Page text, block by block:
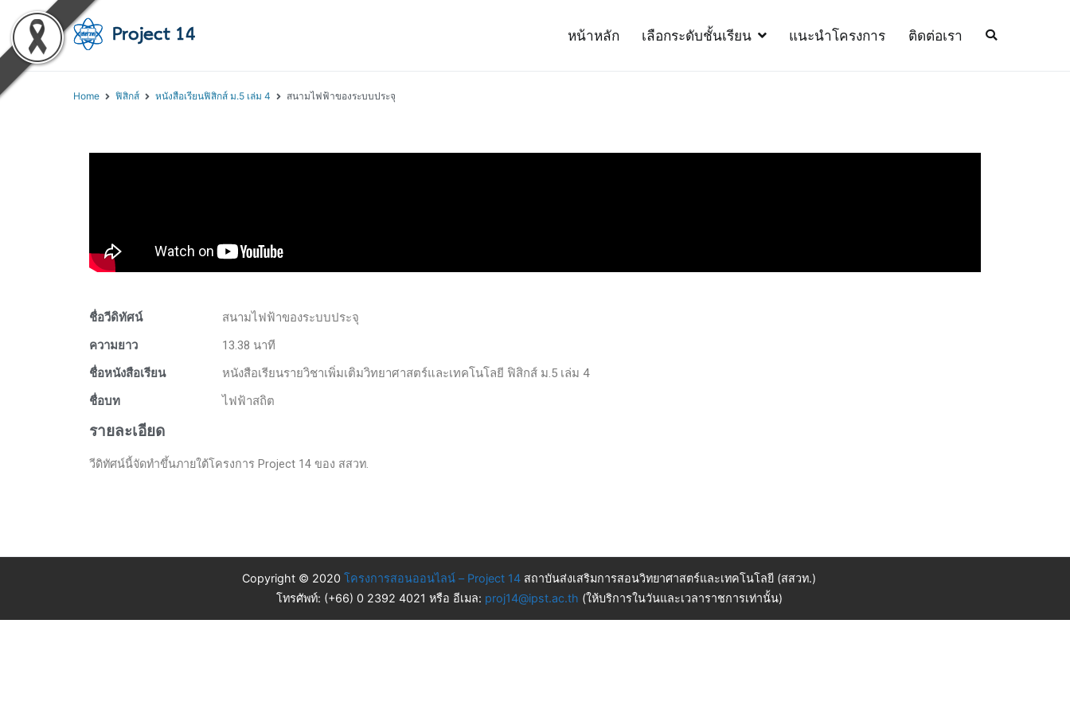
หน้าหลัก เลือกระดับชั้นเรียน แนะนำโครงการ ติดต่อเรา
Home ฟิสิกส์ หนังสือเรียนฟิสิกส์ ม.5 เล่ม 4 สนามไฟฟ้าของระบบประจุ
ชื่อวีดิทัศน์
สนามไฟฟ้าของระบบประจุ
ความยาว
13.38 นาที
ชื่อหนังสือเรียน
หนังสือเรียนรายวิชาเพิ่มเติมวิทยาศาสตร์และเทคโนโลยี ฟิสิกส์ ม.5 เล่ม 4
ชื่อบท
ไฟฟ้าสถิต
รายละเอียด
วีดิทัศน์นี้จัดทำขึ้นภายใต้โครงการ Project 14 ของ สสวท.
Copyright © 2020 โครงการสอนออนไลน์ – Project 14 สถาบันส่งเสริมการสอนวิทยาศาสตร์และเทคโนโลยี (สสวท.)
โทรศัพท์: (+66) 0 2392 4021 หรือ อีเมล: proj14@ipst.ac.th (ให้บริการในวันและเวลาราชการเท่านั้น)